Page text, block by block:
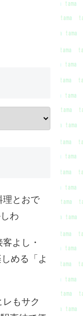
理とおで
わ
よし・
める「よ
レもサク